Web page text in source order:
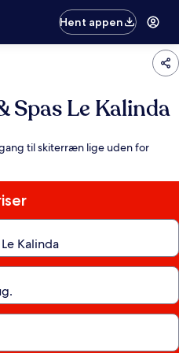
Hent appen
Spas Le Kalinda
til skiterræn lige uden for